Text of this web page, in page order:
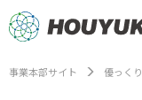
事業本部サイト 優っく